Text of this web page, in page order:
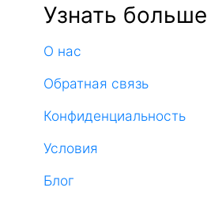
Узнать больше
О нас
Обратная связь
Конфиденциальность
Условия
Блог